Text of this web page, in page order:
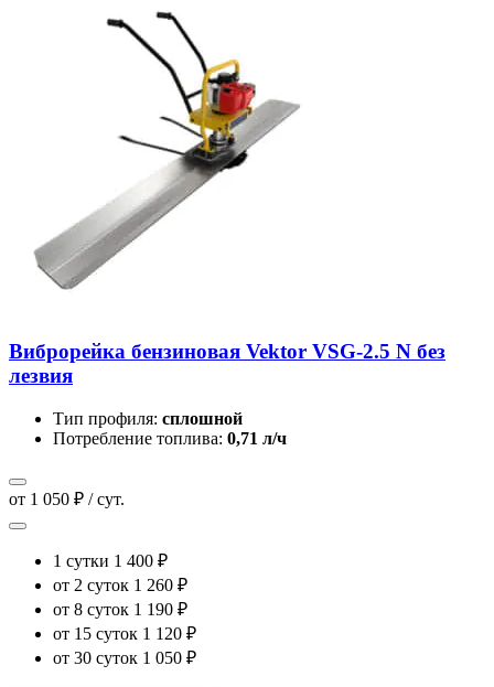
Виброрейка бензиновая Vektor VSG-2.5 N без
лезвия
Тип профиля: сплошной
Потребление топлива: 0,71 л/ч
от 1 050 ₽ / сут.
1 сутки 1 400 ₽
от 2 суток 1 260 ₽
от 8 суток 1 190 ₽
от 15 суток 1 120 ₽
от 30 суток 1 050 ₽